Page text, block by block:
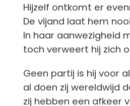
Hijzelf ontkomt er
De vijand laat hem
In haar aanwezigheid
toch verweert hij zich
Geen partij is hij voor
al doen zij wereldwijd
zij hebben een afkeer